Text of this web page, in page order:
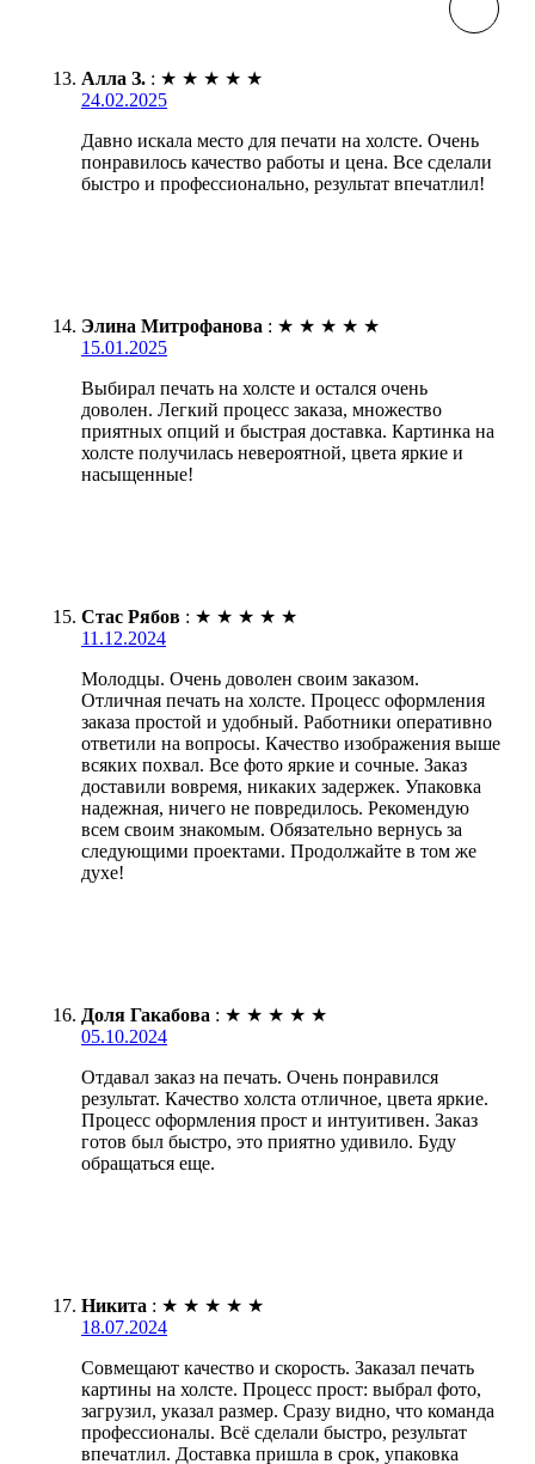
Алла З. : ★ ★ ★ ★ ★
24.02.2025
Давно искала место для печати на холсте. Очень
понравилось качество работы и цена. Все сделали
быстро и профессионально, результат впечатлил!
Элина Митрофанова : ★ ★ ★ ★ ★
15.01.2025
Выбирал печать на холсте и остался очень
доволен. Легкий процесс заказа, множество
приятных опций и быстрая доставка. Картинка на
холсте получилась невероятной, цвета яркие и
насыщенные!
Стас Рябов : ★ ★ ★ ★ ★
11.12.2024
Молодцы. Очень доволен своим заказом.
Отличная печать на холсте. Процесс оформления
заказа простой и удобный. Работники оперативно
ответили на вопросы. Качество изображения выше
всяких похвал. Все фото яркие и сочные. Заказ
доставили вовремя, никаких задержек. Упаковка
надежная, ничего не повредилось. Рекомендую
всем своим знакомым. Обязательно вернусь за
следующими проектами. Продолжайте в том же
духе!
Доля Гакабова : ★ ★ ★ ★ ★
05.10.2024
Отдавал заказ на печать. Очень понравился
результат. Качество холста отличное, цвета яркие.
Процесс оформления прост и интуитивен. Заказ
готов был быстро, это приятно удивило. Буду
обращаться еще.
Никита : ★ ★ ★ ★ ★
18.07.2024
Совмещают качество и скорость. Заказал печать
картины на холсте. Процесс прост: выбрал фото,
загрузил, указал размер. Сразу видно, что команда
профессионалы. Всё сделали быстро, результат
впечатлил. Доставка пришла в срок, упаковка